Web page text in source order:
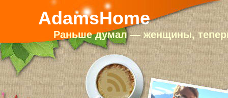
AdamsHome
Раньше думал — женщины,